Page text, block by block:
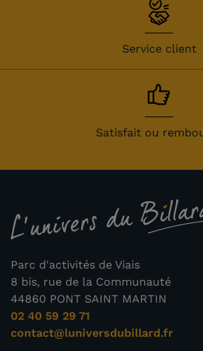
Service client
Satisfait ou
Parc d'activités de Viais
8 bis, rue de la Communauté
44860 PONT SAINT MARTIN
02 40 59 29 71
contact@luniversdubillard.fr